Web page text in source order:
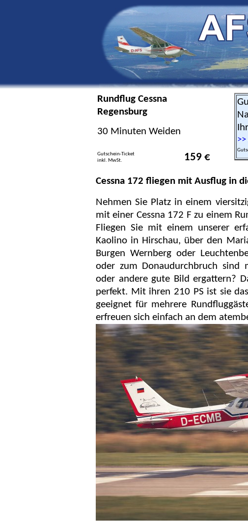
Rundflug Cessna
Regensburg
30 Minuten Weiden
Gutschein-Ticket
inkl. MwSt.
159 €
Cessna 172 fliegen mit Ausflug in
Nehmen Sie Platz in einem
mit einer Cessna 172 F zu einem
Fliegen Sie mit einem unserer
Kaolino in Hirschau, über den
Burgen Wernberg oder
oder zum Donaudurchbruch sind
oder andere gute Bild ergattern?
perfekt. Mit ihren 210 PS ist sie
geeignet für mehrere
erfreuen sich einfach an dem